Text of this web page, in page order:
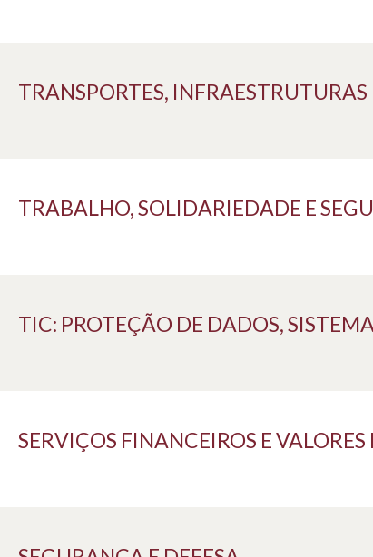
TRANSPORTES,
TRABALHO, SOLIDARIEDADE E
TIC: PROTEÇÃO DE DADOS,
SERVIÇOS FINANCEIROS E